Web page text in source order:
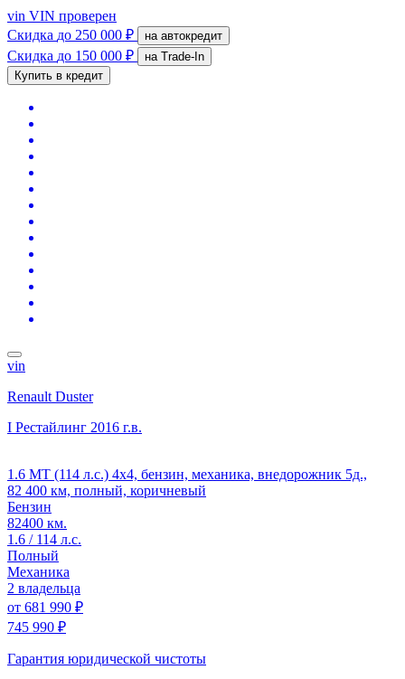
vin VIN проверен
Скидка до 250 000 ₽ на автокредит
Скидка до 150 000 ₽
на Trade-In
Купить в кредит
vin
Renault Duster
I Рестайлинг 2016 г.в.
1.6 MT (114 л.с.) 4x4, бензин, механика, внедорожник 5д.,
82 400 км, полный, коричневый
Бензин
82400 км.
1.6 / 114 л.с.
Полный
Механика
2 владельца
от 681 990 ₽
745 990 ₽
Гарантия юридической чистоты